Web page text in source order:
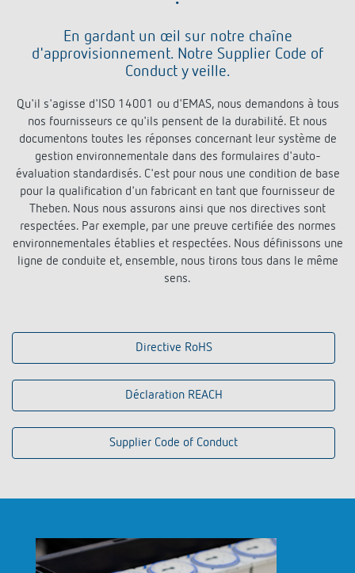
Application de Theben
En gardant un œil sur notre chaîne
d'approvisionnement. Notre Supplier Code of
Conduct y veille.
Qu'il s'agisse d'ISO 14001 ou d'EMAS, nous demandons à tous
nos fournisseurs ce qu'ils pensent de la durabilité. Et nous
documentons toutes les réponses concernant leur système de
gestion environnementale dans des formulaires d'auto-
évaluation standardisés. C'est pour nous une condition de base
pour la qualification d'un fabricant en tant que fournisseur de
Theben. Nous nous assurons ainsi que nos directives sont
respectées. Par exemple, par une preuve certifiée des normes
environnementales établies et respectées. Nous définissons une
ligne de conduite et, ensemble, nous tirons tous dans le même
sens.
Directive RoHS
Déclaration REACH
Supplier Code of Conduct